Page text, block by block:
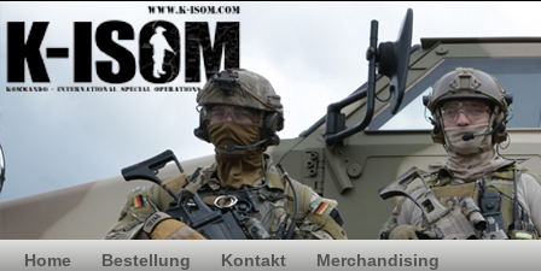
Home Bestellung Kontakt Merchandising